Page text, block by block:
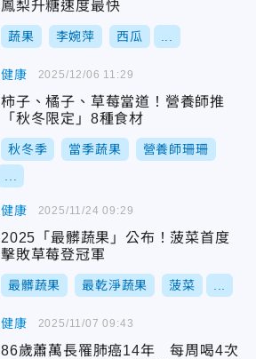
鳳梨升糖速度最快
蔬果 李婉萍 西瓜
健康
柿子、橘子、草莓當道！營養師推
「秋冬限定」8種食材
秋冬季 當季蔬果 營養師珊珊
2025/12/06 11:29
健康
2025「最髒蔬果」公布！菠菜首度
擊敗草莓登冠軍
最髒蔬果 最乾淨蔬果 菠菜
2025/11/24 09:29
健康
86歲蕭萬長罹肺癌14年 每周喝4次
2025/11/07 09:43